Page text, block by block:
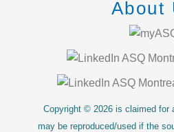
About
Copyright © 2026 is claimed for
may be reproduced/used if the